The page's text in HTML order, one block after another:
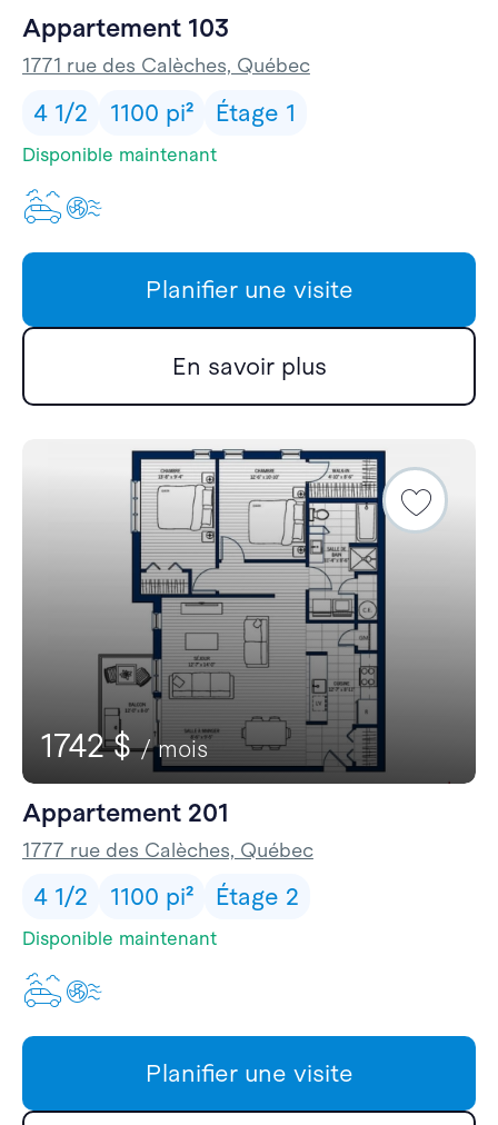
Appartement 103
1771 rue des Calèches, Québec
4 1/2 1100 pi² Étage 1
Disponible maintenant
Un stationnement
Planifier une visite
En savoir plus
1742 $/ mois
Appartement 201
1777 rue des Calèches, Québec
4 1/2 1100 pi² Étage 2
Disponible maintenant
Un stationnement
Planifier une visite